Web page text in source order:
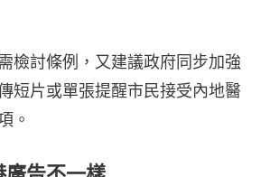
檢討條例，又建議政府同步加強
短片或單張提醒市民接受內地醫
。